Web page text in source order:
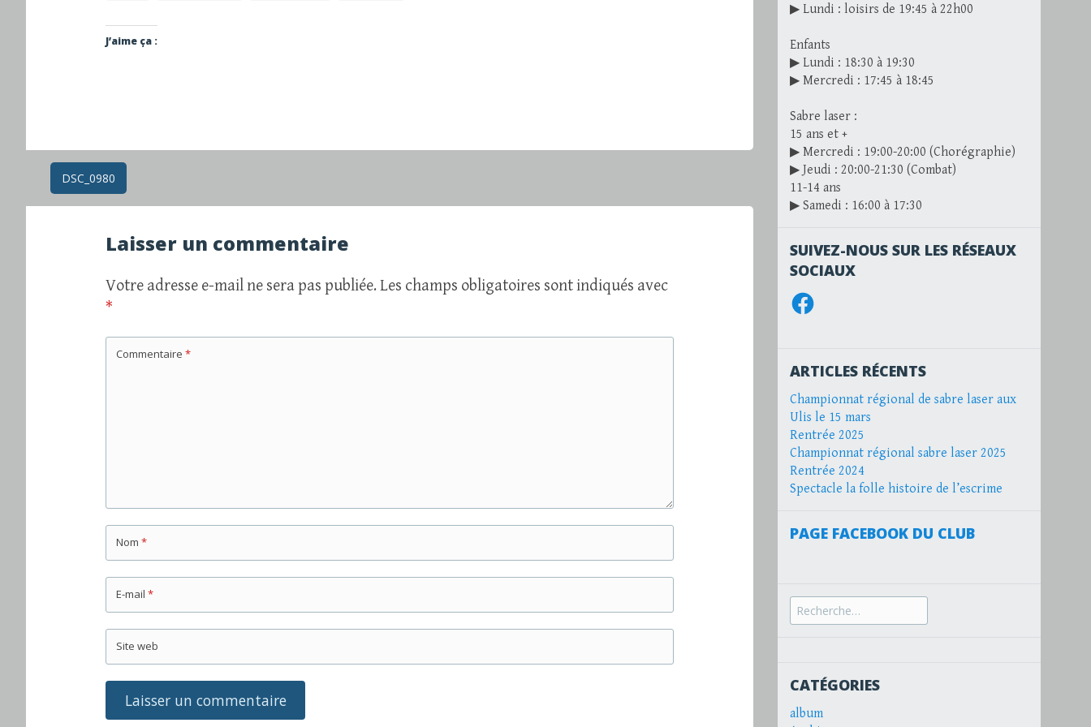
J’aime ça :
Navigation
articles
DSC_0980
Laisser un commentaire
Votre adresse e-mail ne sera pas publiée. Les champs obligatoires sont indiqués avec
*
Commentaire *
Nom *
E-mail *
Site web
▶ Lundi : loisirs de 19:45 à 22h00
Enfants
▶ Lundi : 18:30 à 19:30
▶ Mercredi : 17:45 à 18:45
Sabre laser :
15 ans et +
▶ Mercredi : 19:00-20:00 (Chorégraphie)
▶ Jeudi : 20:00-21:30 (Combat)
11-14 ans
▶ Samedi : 16:00 à 17:30
SUIVEZ-NOUS SUR LES RÉSEAUX
SOCIAUX
Facebook
ARTICLES RÉCENTS
Championnat régional de sabre laser aux
Ulis le 15 mars
Rentrée 2025
Championnat régional sabre laser 2025
Rentrée 2024
Spectacle la folle histoire de l’escrime
PAGE FACEBOOK DU CLUB
Recherche
pour :
CATÉGORIES
album